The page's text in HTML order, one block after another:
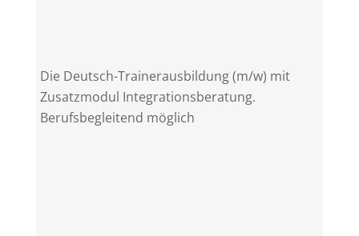
Die Deutsch-Trainerausbildung (m/w) mit
Zusatzmodul Integrationsberatung.
Berufsbegleitend möglich